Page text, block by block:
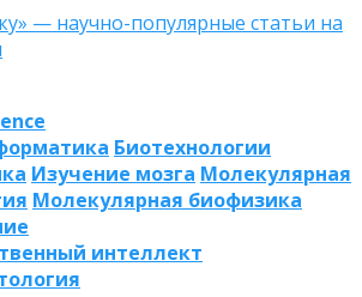
Биотехнологии
Изучение мозга Молекулярная
Молекулярная биофизика
интеллект